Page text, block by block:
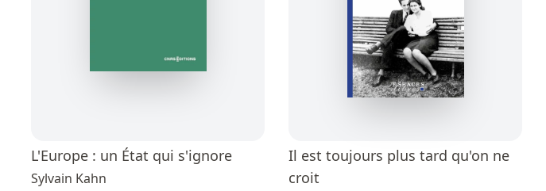
L'Europe : un État qui s'ignore
Sylvain Kahn
Il est toujours plus tard qu'on ne
croit